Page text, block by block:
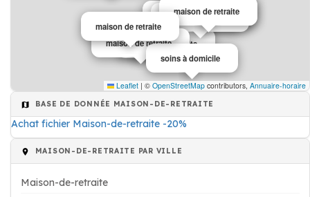
maison de retraite
maison de retraite
maison de retraite
maison de retraite
maison de retraite
maison de retraite
soins à domicile
maison de retraite
Leaflet | © OpenStreetMap contributors, Annuaire-horaire
BASE DE DONNÉE MAISON-DE-RETRAITE
Achat fichier Maison-de-retraite -20%
MAISON-DE-RETRAITE PAR VILLE
Maison-de-retraite